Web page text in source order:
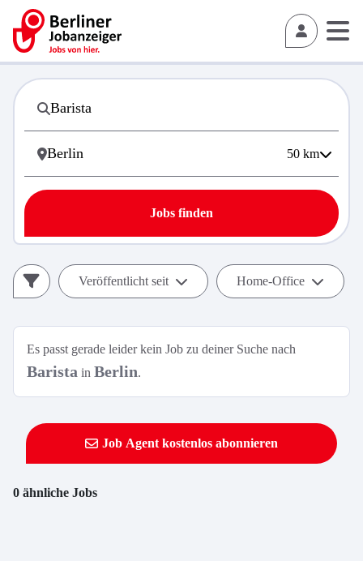
50 km
Jobs finden
Veröffentlicht seit Home-Office
Es passt gerade leider kein Job zu deiner Suche nach
Barista in Berlin.
Job Agent kostenlos abonnieren
0 ähnliche Jobs